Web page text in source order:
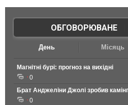
ОБГОВОРЮВАНЕ|
День Місяць
Магнітні бурі: прогноз на вихідні
0
Брат Анджеліни Джолі зробив
0